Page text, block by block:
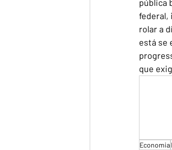
pública
federal,
rolar a
está se
que
Economia